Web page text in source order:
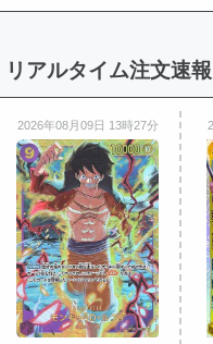
リアルタイム注文速報
2026年08月09日 13時27分